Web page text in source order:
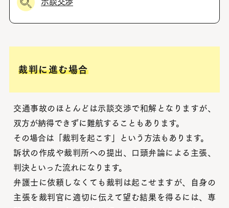
裁判に進む場合
交通事故のほとんどは示談交渉で和解となりますが、
双方が納得できずに難航することもあります。
その場合は「裁判を起こす」という方法もあります。
訴状の作成や裁判所への提出、口頭弁論による主張、
判決といった流れになります。
弁護士に依頼しなくても裁判は起こせますが、自身の
主張を裁判官に適切に伝えて望む結果を得るには、専